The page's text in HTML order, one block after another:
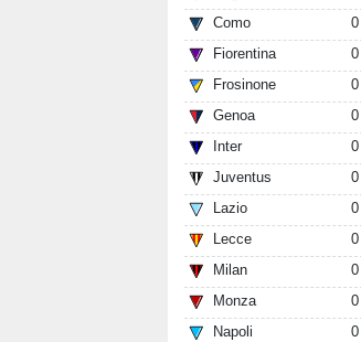
Como
0
Fiorentina
0
Frosinone
0
Genoa
0
Inter
0
Juventus
0
Lazio
0
Lecce
0
Milan
0
Monza
0
Napoli
0